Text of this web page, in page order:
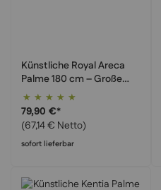
Künstliche Royal Areca
Palme 180 cm – Große
Tropenpflanze
Bewertung:
100%
79,90 €*
(67,14 € Netto)
sofort lieferbar